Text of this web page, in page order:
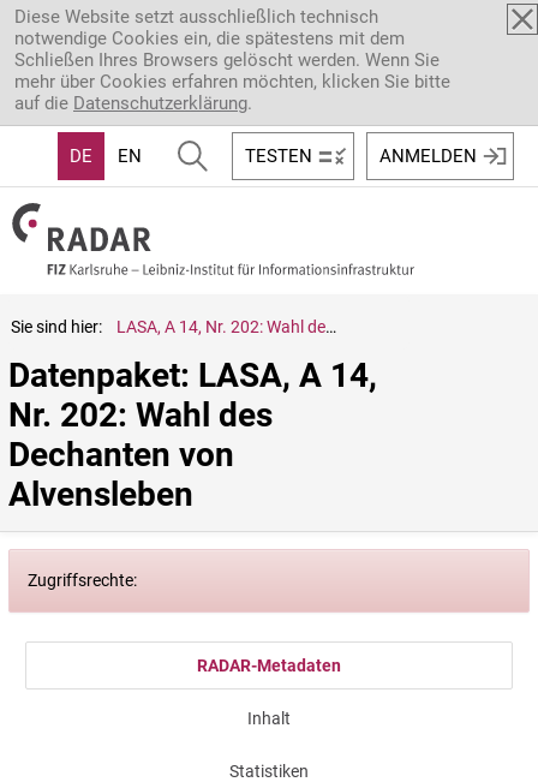
Direkt zum Inhalt
Diese Website setzt ausschließlich technisch
notwendige Cookies ein, die spätestens mit dem
Schließen Ihres Browsers gelöscht werden. Wenn Sie
mehr über Cookies erfahren möchten, klicken Sie bitte
auf die Datenschutzerklärung.
DE EN TESTEN ANMELDEN
Sie sind hier: LASA, A 14, Nr. 202: Wahl des Dechanten von Alvensleben
Datenpaket: LASA, A 14,
Nr. 202: Wahl des
Dechanten von
Alvensleben
Zugriffsrechte:
RADAR-Metadaten
Inhalt
Statistiken